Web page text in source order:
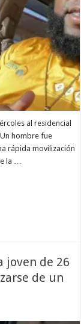
al residencial
Un hombre fue
rápida movilización
la …
joven de 26
de un